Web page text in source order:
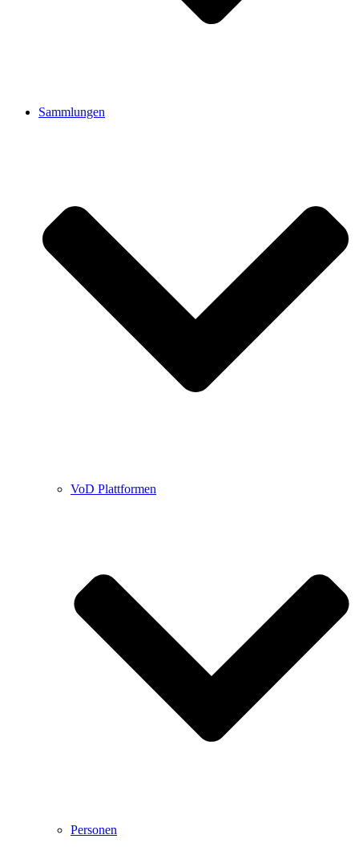
Sammlungen
VoD Plattformen
Personen